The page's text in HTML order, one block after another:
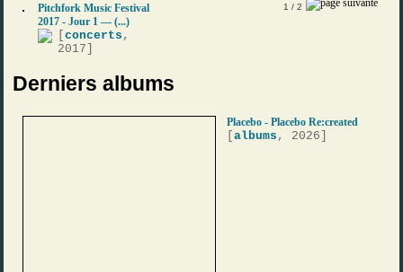
Pitchfork Music Festival
2017 - Jour 1 — (...)
[concerts ,
2017]
1 / 2
Derniers albums
Placebo - Placebo Re:created
[albums , 2026]